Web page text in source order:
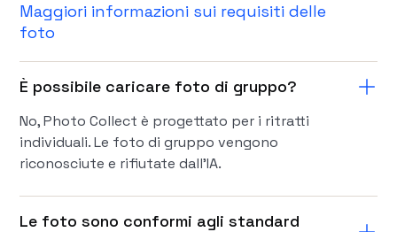
Maggiori informazioni sui requisiti delle
foto
È possibile caricare foto di gruppo?
No, Photo Collect è progettato per i ritratti
individuali. Le foto di gruppo vengono
riconosciute e rifiutate dall'IA.
Le foto sono conformi agli standard